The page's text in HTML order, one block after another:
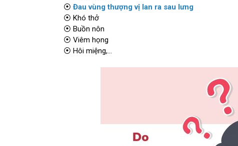
⦿ Đau vùng thượng vị lan ra sau lưng
⦿ Khó thở
⦿ Buồn nôn
⦿ Viêm họng
⦿ Hôi miệng,...